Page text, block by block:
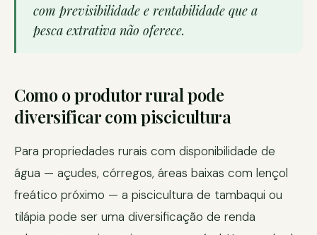
com previsibilidade e rentabilidade que a
pesca extrativa não oferece.
Como o produtor rural pode
diversificar com piscicultura
Para propriedades rurais com disponibilidade de
água — açudes, córregos, áreas baixas com lençol
freático próximo — a piscicultura de tambaqui ou
tilápia pode ser uma diversificação de renda